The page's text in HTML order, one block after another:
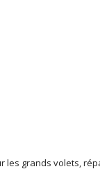
les grands volets,